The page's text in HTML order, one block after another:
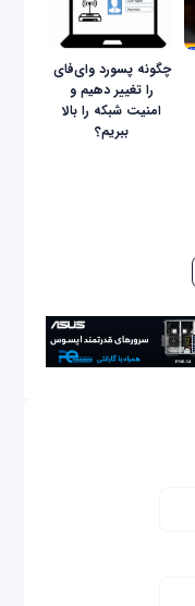
چگونه پسورد وای‌فای
را تغییر دهیم و
امنیت شبکه را بالا
ببریم؟